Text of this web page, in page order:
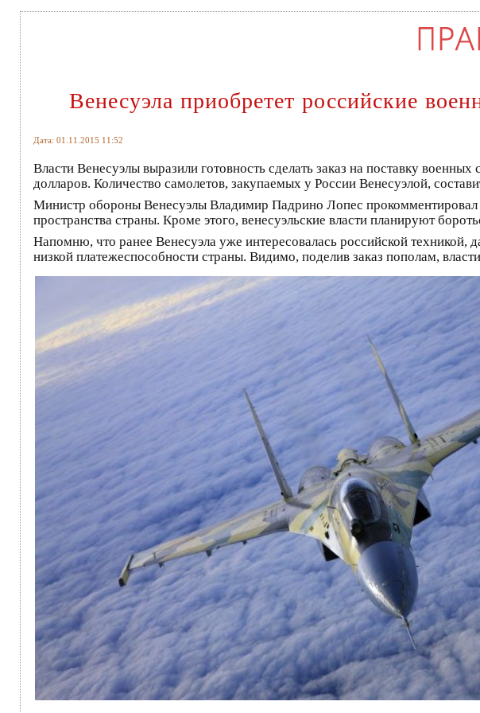
Венесуэла приобретет российские
Дата: 01.11.2015 11:52
Власти Венесуэлы выразили готовность сделать заказ на поставку
долларов. Количество самолетов, закупаемых у России Венесуэлой,
Министр обороны Венесуэлы Владимир Падрино Лопес
пространства страны. Кроме этого, венесуэльские власти планируют
Напомню, что ранее Венесуэла уже интересовалась российской техникой,
низкой платежеспособности страны. Видимо, поделив заказ пополам,